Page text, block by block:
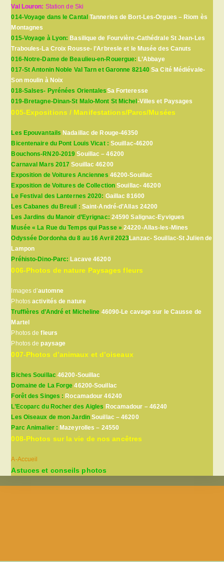
Val Louron: Station de Ski
014-Voyage dans le CantalTanneries de Bort-Les-Orgues – Riom ès
Montagnes
015-Voyage à Lyon: Basilique de Fourvière-Cathédrale St Jean-Les
Traboules-La Croix Rousse- l’Arbresle et le Musée des Canuts
016-Notre-Dame de Beaulieu-en-Rouergue:L’Abbaye
017-St Antonin Noble Val Tarn et Garonne 82140 Sa Cité Médiévale-
Son moulin à Noix
018-Salses- Pyrénées OrientalesSa Forteresse
019-Bretagne-Dinan-St Malo-Mont St Michel-Villes et Paysages
005-Expositions / Manifestations/Parcs/Musées
Les Epouvantails Nadaillac de Rouge-46350
Bicentenaire du Pont Louis Vicat : Souillac-46200
Bouchons-RN20-2019Souillac – 46200
Carnaval Mars 2017 Souillac 46200
Exposition de Voitures Anciennes 46200-Souillac
Exposition de Voitures de Collection Souillac- 46200
Le Festival des Lanternes 2020: Gaillac 81600
Les Cabanes du Breuil : Saint-André-d’Allas 24200
Les Jardins du Manoir d’Eyrignac: 24590 Salignac-Eyvigues
Musée « La Rue du Temps qui Passe » 24220-Allas-les-Mines
Odyssée Dordonha du 8 au 16 Avril 2023Lanzac- Souillac-St Julien de
Lampon
Préhisto-Dino-Parc:Lacave 46200
006-Photos de nature Paysages fleurs
Images d’automne
Photosactivités de nature
Truffières d’André et Micheline 46090-Le cavage sur le Causse de
Martel
Photos defleurs
Photos depaysage
007-Photos d’animaux et d’oiseaux
Biches Souillac46200-Souillac
Domaine de La Forge 46200-Souillac
Forêt des Singes :Rocamadour 46240
L’Ecoparc du Rocher des Aigles Rocamadour – 46240
Les Oiseaux de mon JardinSouillac – 46200
Parc Animalier : Mazeyrolles – 24550
008-Photos sur la vie de nos ancêtres
A-Accueil
Astuces et conseils photos